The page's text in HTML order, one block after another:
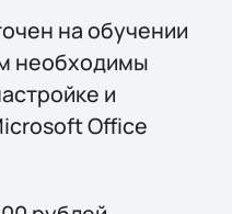
на обучении
необходимы
и
Office